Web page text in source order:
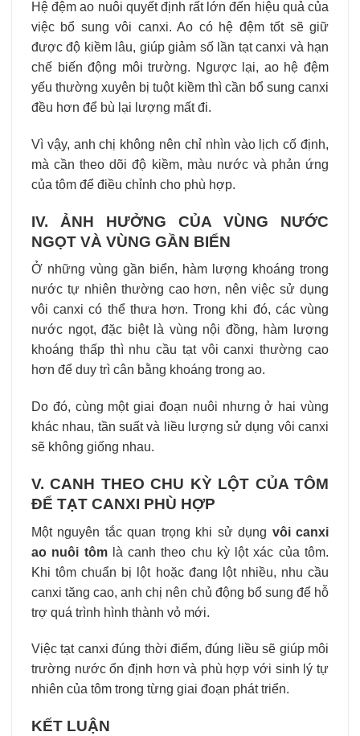
Hệ đệm ao nuôi quyết định rất lớn đến hiệu quả của
việc bổ sung vôi canxi. Ao có hệ đệm tốt sẽ giữ
được độ kiềm lâu, giúp giảm số lần tạt canxi và hạn
chế biến động môi trường. Ngược lại, ao hệ đệm
yếu thường xuyên bị tuột kiềm thì cần bổ sung canxi
đều hơn để bù lại lượng mất đi.
Vì vậy, anh chị không nên chỉ nhìn vào lịch cố định,
mà cần theo dõi độ kiềm, màu nước và phản ứng
của tôm để điều chỉnh cho phù hợp.
IV. ẢNH HƯỞNG CỦA VÙNG NƯỚC
NGỌT VÀ VÙNG GẦN BIỂN
Ở những vùng gần biển, hàm lượng khoáng trong
nước tự nhiên thường cao hơn, nên việc sử dụng
vôi canxi có thể thưa hơn. Trong khi đó, các vùng
nước ngọt, đặc biệt là vùng nội đồng, hàm lượng
khoáng thấp thì nhu cầu tạt vôi canxi thường cao
hơn để duy trì cân bằng khoáng trong ao.
Do đó, cùng một giai đoạn nuôi nhưng ở hai vùng
khác nhau, tần suất và liều lượng sử dụng vôi canxi
sẽ không giống nhau.
V. CANH THEO CHU KỲ LỘT CỦA TÔM
ĐỂ TẠT CANXI PHÙ HỢP
Một nguyên tắc quan trọng khi sử dụng vôi canxi
ao nuôi tômlà canh theo chu kỳ lột xác của tôm.
Khi tôm chuẩn bị lột hoặc đang lột nhiều, nhu cầu
canxi tăng cao, anh chị nên chủ động bổ sung để hỗ
trợ quá trình hình thành vỏ mới.
Việc tạt canxi đúng thời điểm, đúng liều sẽ giúp môi
trường nước ổn định hơn và phù hợp với sinh lý tự
nhiên của tôm trong từng giai đoạn phát triển.
KẾT LUẬN